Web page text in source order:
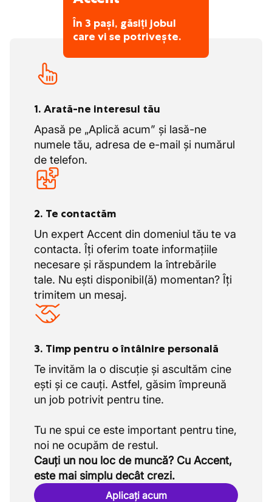
În 3 pași, găsiți jobul
care vi se potrivește.
1. Arată-ne interesul tău
Apasă pe „Aplică acum” și lasă-ne
numele tău, adresa de e-mail și numărul
de telefon.
2. Te contactăm
Un expert Accent din domeniul tău te va
contacta. Îți oferim toate informațiile
necesare și răspundem la întrebările
tale. Nu ești disponibil(ă) momentan? Îți
trimitem un mesaj.
3. Timp pentru o întâlnire personală
Te invităm la o discuție și ascultăm cine
ești și ce cauți. Astfel, găsim împreună
un job potrivit pentru tine.
Tu ne spui ce este important pentru tine,
Cauți un nou loc de muncă? Cu Accent,
este mai simplu decât crezi.
Aplicați acum